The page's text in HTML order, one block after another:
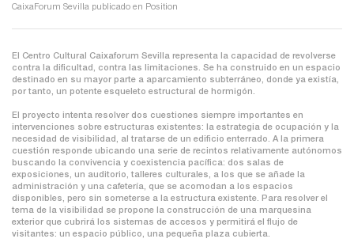
CaixaForum Sevilla publicado en Position
El Centro Cultural Caixaforum Sevilla representa la capacidad de revolverse
contra la dificultad, contra las limitaciones. Se ha construido en un espacio
destinado en su mayor parte a aparcamiento subterráneo, donde ya existía,
por tanto, un potente esqueleto estructural de hormigón.
El proyecto intenta resolver dos cuestiones siempre importantes en
intervenciones sobre estructuras existentes: la estrategia de ocupación y la
necesidad de visibilidad, al tratarse de un edificio enterrado. A la primera
cuestión responde ubicando una serie de recintos relativamente autónomos
buscando la convivencia y coexistencia pacífica: dos salas de
exposiciones, un auditorio, talleres culturales, a los que se añade la
administración y una cafetería, que se acomodan a los espacios
disponibles, pero sin someterse a la estructura existente. Para resolver el
tema de la visibilidad se propone la construcción de una marquesina
exterior que cubrirá los sistemas de accesos y permitirá el flujo de
visitantes: un espacio público, una pequeña plaza cubierta.